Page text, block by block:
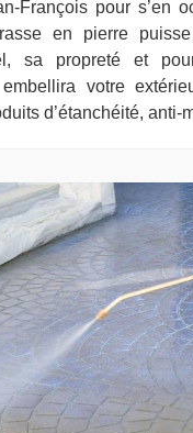
François pour s’en
en pierre
sa propreté et
embellira votre
d’étanchéité, anti-